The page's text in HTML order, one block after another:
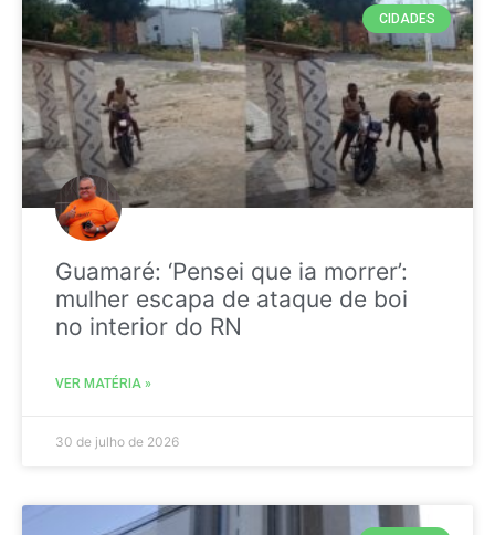
CIDADES
Guamaré: ‘Pensei que ia morrer’:
mulher escapa de ataque de boi
no interior do RN
VER MATÉRIA »
30 de julho de 2026